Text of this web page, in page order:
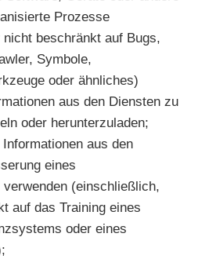
Prozesse
beschränkt auf Bugs,
Symbole,
oder ähnliches)
aus den Diensten zu
oder herunterzuladen;
aus den
eines
(einschließlich,
auf das Training eines
oder eines